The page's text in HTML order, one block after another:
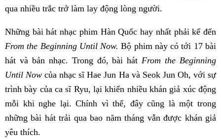
qua nhiều trắc trở làm lay động lòng người.
Những bài hát nhạc phim Hàn Quốc hay nhất phải kể đến
From the Beginning Until Now. Bộ phim này có tới 17 bài
hát và bản nhạc. Trong đó, bài hátFrom the Beginning
Until Now của nhạc sĩ Hae Jun Ha và Seok Jun Oh, với sự
trình bày của ca sĩ Ryu, lại khiến nhiều khán giả xúc động
mỗi khi nghe lại. Chính vì thế, đây cũng là một trong
những bài hát trải qua bao năm tháng vẫn được khán giả
yêu thích.